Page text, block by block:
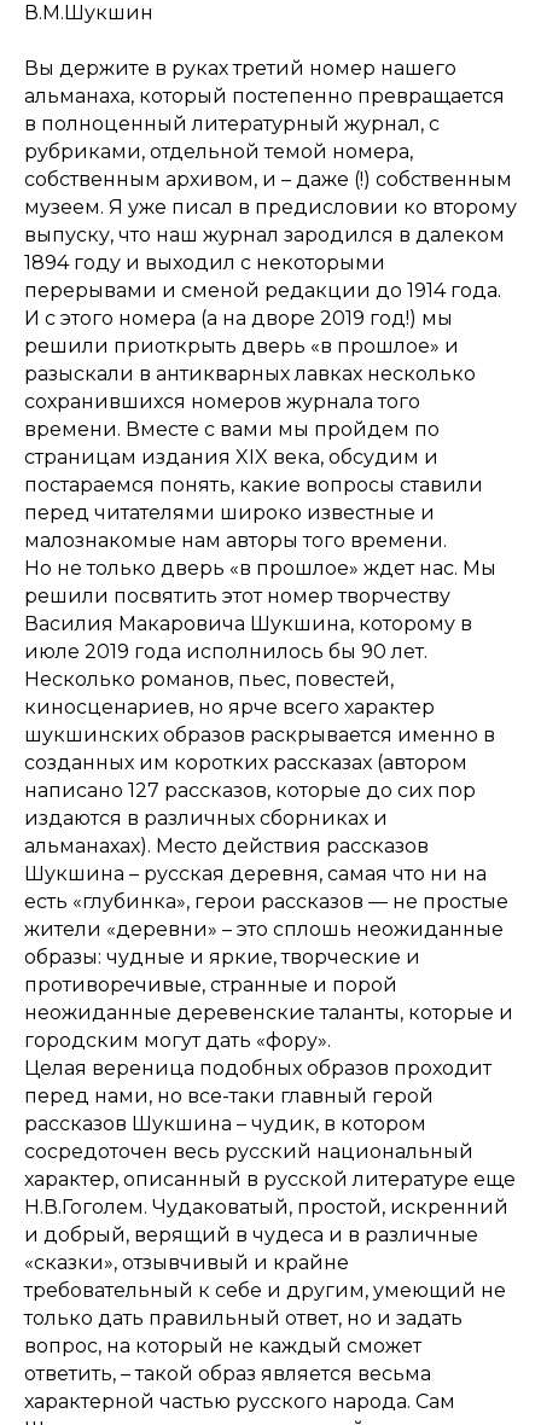
В.М.Шукшин
Вы держите в руках третий номер нашего
альманаха, который постепенно превращается
в полноценный литературный журнал, с
рубриками, отдельной темой номера,
собственным архивом, и – даже (!) собственным
музеем. Я уже писал в предисловии ко второму
выпуску, что наш журнал зародился в далеком
1894 году и выходил с некоторыми
перерывами и сменой редакции до 1914 года.
И с этого номера (а на дворе 2019 год!) мы
решили приоткрыть дверь «в прошлое» и
разыскали в антикварных лавках несколько
сохранившихся номеров журнала того
времени. Вместе с вами мы пройдем по
страницам издания XIX века, обсудим и
постараемся понять, какие вопросы ставили
перед читателями широко известные и
малознакомые нам авторы того времени.
Но не только дверь «в прошлое» ждет нас. Мы
решили посвятить этот номер творчеству
Василия Макаровича Шукшина, которому в
июле 2019 года исполнилось бы 90 лет.
Несколько романов, пьес, повестей,
киносценариев, но ярче всего характер
шукшинских образов раскрывается именно в
созданных им коротких рассказах (автором
написано 127 рассказов, которые до сих пор
издаются в различных сборниках и
альманахах). Место действия рассказов
Шукшина – русская деревня, самая что ни на
есть «глубинка», герои рассказов — не простые
жители «деревни» – это сплошь неожиданные
образы: чудные и яркие, творческие и
противоречивые, странные и порой
неожиданные деревенские таланты, которые и
городским могут дать «фору».
Целая вереница подобных образов проходит
перед нами, но все-таки главный герой
рассказов Шукшина – чудик, в котором
сосредоточен весь русский национальный
характер, описанный в русской литературе еще
Н.В.Гоголем. Чудаковатый, простой, искренний
и добрый, верящий в чудеса и в различные
«сказки», отзывчивый и крайне
требовательный к себе и другим, умеющий не
только дать правильный ответ, но и задать
вопрос, на который не каждый сможет
ответить, – такой образ является весьма
характерной частью русского народа. Сам